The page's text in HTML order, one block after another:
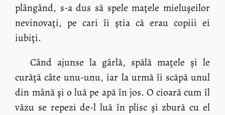
plângând, s-a dus să spele maţele mieluşeilor
nevinovaţi, pe cari îi ştia că erau copiii ei
iubiţi.
Când ajunse la gârlă, spălă maţele şi le
curăţă câte unu-unu, iar la urmă îi scăpă unul
din mână şi o luă pe apă în jos. O cioară cum îl
văzu se repezi de-l luă în plisc şi zbură cu el